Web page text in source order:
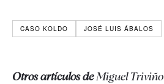
CASO KOLDO JOSÉ LUIS ÁBALOS
Otros artículos deMiguel Triviño